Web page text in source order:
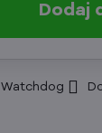
Watchdog